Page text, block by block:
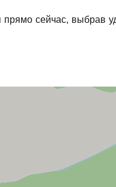
прямо сейчас, выбрав